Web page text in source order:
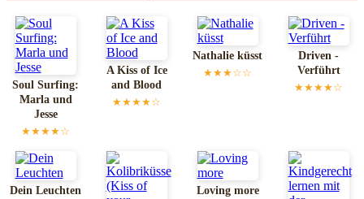
Soul Surfing:
Marla und
Jesse
★★★★☆
A Kiss of Ice
and Blood
★★★★☆
Nathalie küsst
★★★☆☆
Driven -
Verführt
★★★★☆
Dein Leuchten Loving more